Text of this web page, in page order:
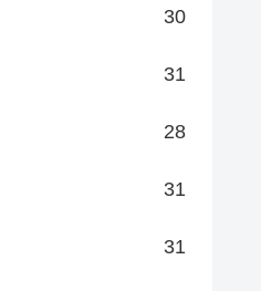
30
31
28
31
31